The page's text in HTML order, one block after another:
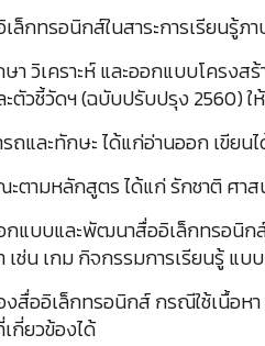
ล็กทรอนิกส์ในสาระการเรียนรู้
วิเคราะห์ และออกแบบโครง
ะตัวชี้วัดฯ (ฉบับปรับปรุง
รถและทักษะ ได้แก่อ่านออก เขีย
ามหลักสูตร ได้แก่ รักชาติ ศาส
แบบและพัฒนาสื่ออิเล็กทรอนิก
เช่น เกม กิจกรรมการเรียนรู้
ออิเล็กทรอนิกส์ กรณีใช้เนื้อหา
กี่ยวข้องได้